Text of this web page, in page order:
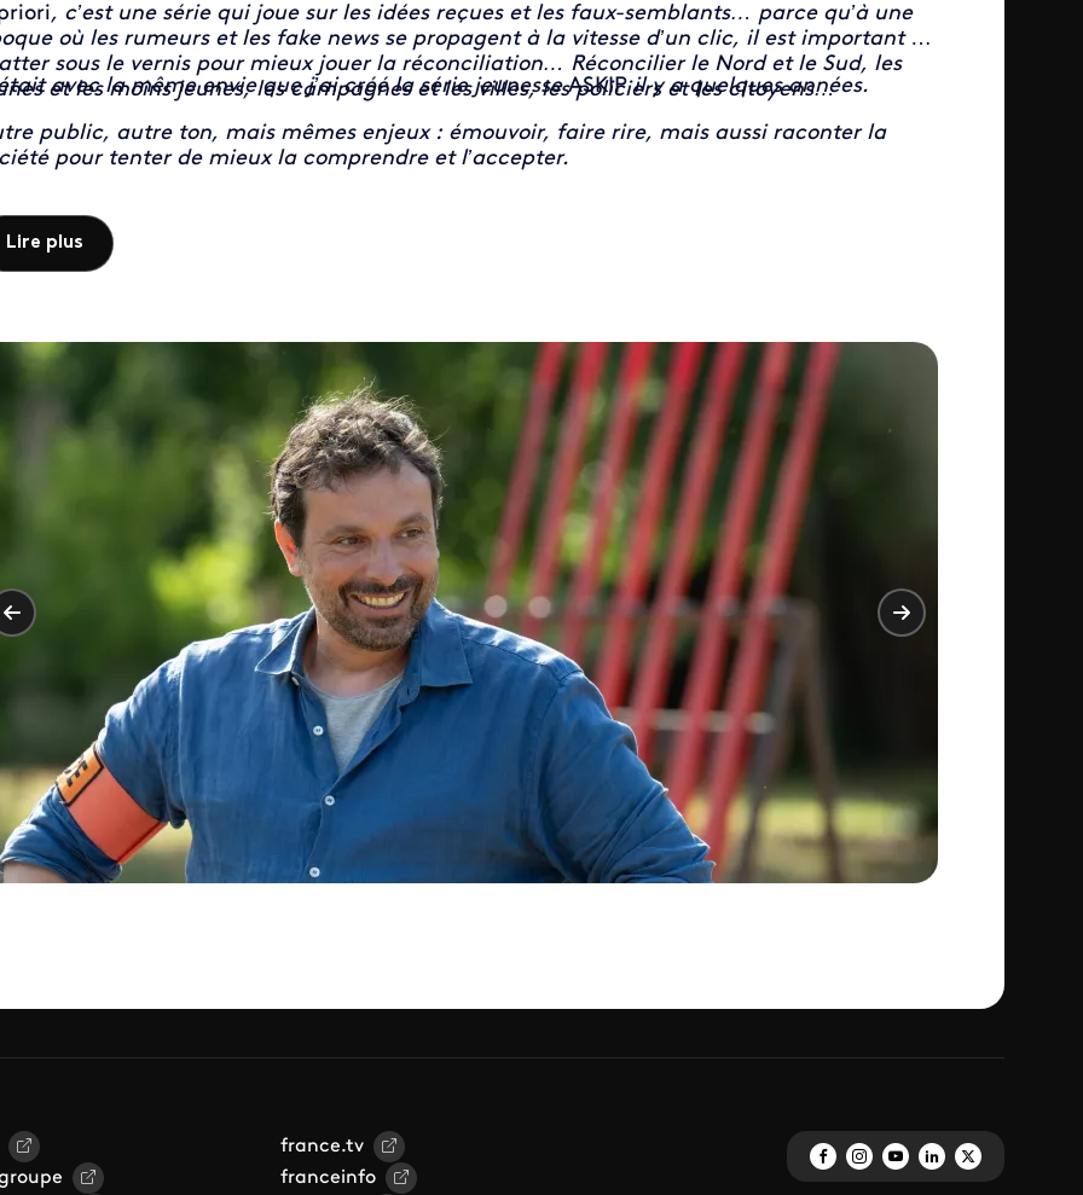
, c’est une série qui joue sur les idées reçues et les faux-semblants… parce qu’à une
où les rumeurs et les fake news se propagent à la vitesse d’un clic, il est important de
sous le vernis pour mieux jouer la réconciliation… Réconcilier le Nord et le Sud, les
et les moins jeunes, les campagnes et les villes, les policiers et les citoyens…
avec la même envie que j’ai créé la série jeunesseASKIPil y a quelques années.
public, autre ton, mais mêmes enjeux : émouvoir, faire rire, mais aussi raconter la
pour tenter de mieux la comprendre et l’accepter.
Lire plus
france.tv
franceinfo